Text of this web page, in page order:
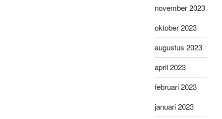
november 2023
oktober 2023
augustus 2023
april 2023
februari 2023
januari 2023